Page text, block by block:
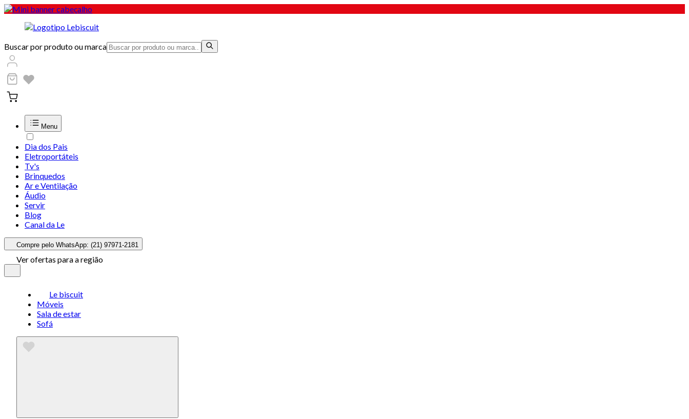
Buscar por produto ou marca
Menu
Dia dos Pais
Eletroportáteis
Tv's
Brinquedos
Ar e Ventilação
Áudio
Servir
Blog
Canal da Le
Compre pelo WhatsApp: (21) 97971-2181
Ver ofertas para a região
Le biscuit
Móveis
Sala de estar
Sofá